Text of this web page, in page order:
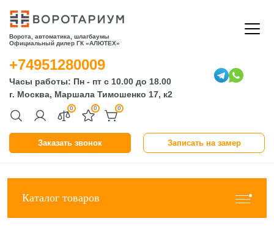
Ворота, автоматика, шлагбаумы
Официальный дилер ГК «АЛЮТЕХ»
Заказать звонок Записать на замер
0 0 0
+74951280009
Часы работы: Пн - пт с 10.00 до 18.00
г. Москва, Маршала Тимошенко 17, к2
Каталог товаров